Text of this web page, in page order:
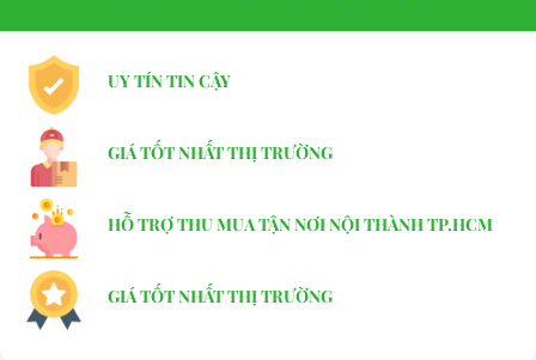
UY TÍN TIN CẬY
GIÁ TỐT NHẤT THỊ TRƯỜNG
HỖ TRỢ THU MUA TẬN NƠI NỘI THÀNH TP.HCM
GIÁ TỐT NHẤT THỊ TRƯỜNG